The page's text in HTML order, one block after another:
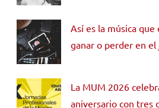
Así es la música que
ganar o perder en
La MUM 2026
aniversario con tres